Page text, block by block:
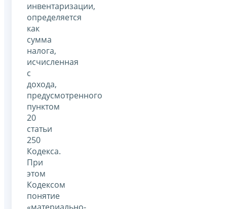
инвентаризации,
определяется
как
сумма
налога,
исчисленная
с
дохода,
предусмотренного
пунктом
20
статьи
250
Кодекса.
При
этом
Кодексом
понятие